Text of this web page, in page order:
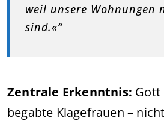
weil unsere Wohnungen
sind.«“
Zentrale Erkenntnis: Gott
begabte Klagefrauen –